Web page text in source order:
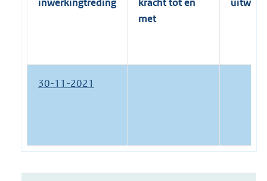
met
30-11-2021